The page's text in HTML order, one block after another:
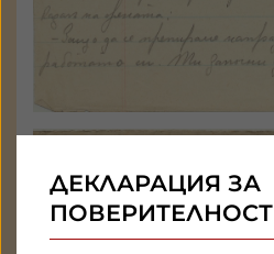
Ръкописи
ДЕКЛАРАЦИЯ ЗА
ПОВЕРИТЕЛНОСТ